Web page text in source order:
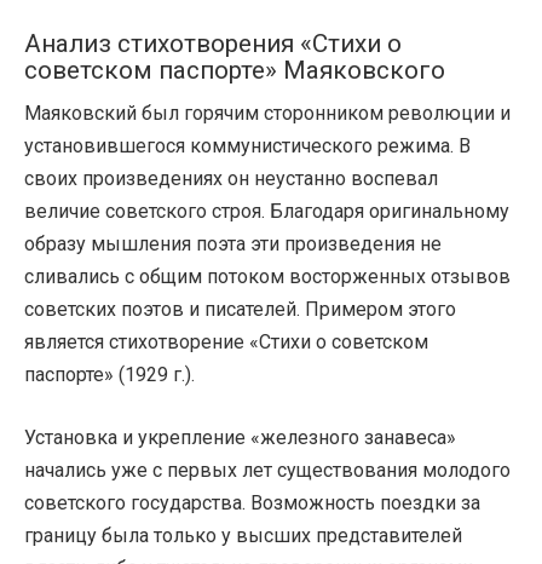
Анализ стихотворения «Стихи о
советском паспорте» Маяковского
Маяковский был горячим сторонником революции и
установившегося коммунистического режима. В
своих произведениях он неустанно воспевал
величие советского строя. Благодаря оригинальному
образу мышления поэта эти произведения не
сливались с общим потоком восторженных отзывов
советских поэтов и писателей. Примером этого
является стихотворение «Стихи о советском
паспорте» (1929 г.).
Установка и укрепление «железного занавеса»
начались уже с первых лет существования молодого
советского государства. Возможность поездки за
границу была только у высших представителей